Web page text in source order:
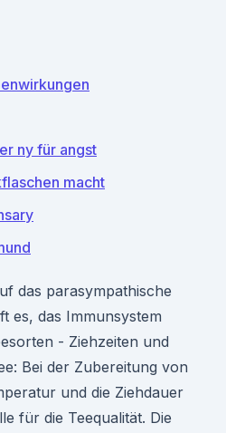
ny für angst
macht
das parasympathische
es, das Immunsystem
- Ziehzeiten und
Bei der Zubereitung von
und die Ziehdauer
für die Teequalität. Die